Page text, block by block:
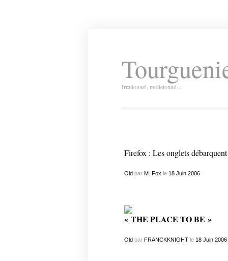
Irrationnel, molletonné…
Firefox : Les onglets débarquent
Oldpar M. Fox le 18 Juin 2006
« THE PLACE TO BE »
Oldpar FRANCKKNIGHTle 18 Juin 2006